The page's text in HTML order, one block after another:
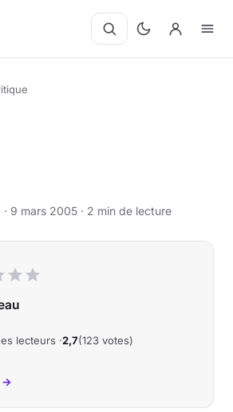
· 9 mars 2005 · 2 min de lecture
lecteurs ·2,7(123 votes)
→